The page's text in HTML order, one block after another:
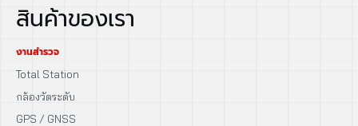
สินค้าของเรา
งานสำรวจ
Total Station
กล้องวัดระดับ
GPS / GNSS